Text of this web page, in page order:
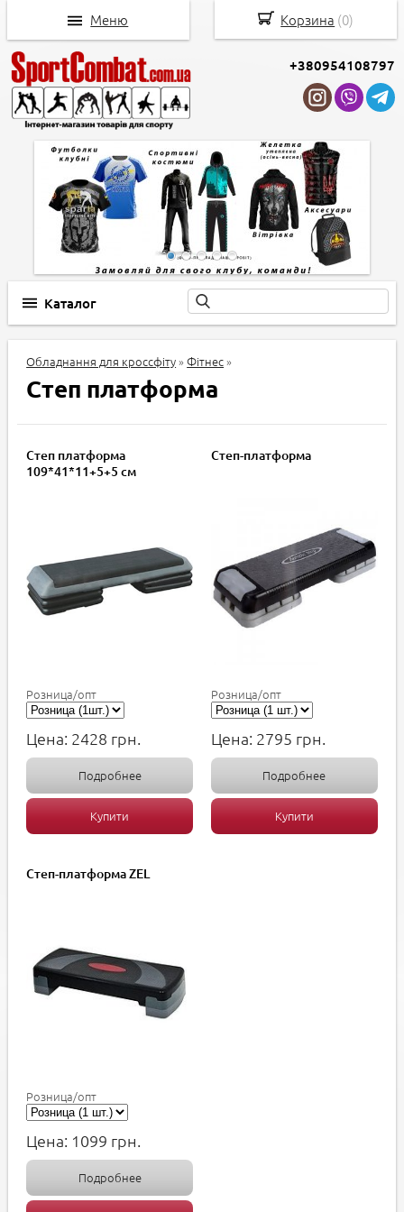
+380954108797
Каталог
Обладнання для кроссфіту»Фітнес»
Степ платформа
Степ платформа
109*41*11+5+5 см
Розница/опт
Цена: 2428 грн.
Подробнее
Купити
Степ-платформа
Розница/опт
Цена: 2795 грн.
Подробнее
Купити
Степ-платформа ZEL
Розница/опт
Цена: 1099 грн.
Подробнее
Корзина (0)
Меню